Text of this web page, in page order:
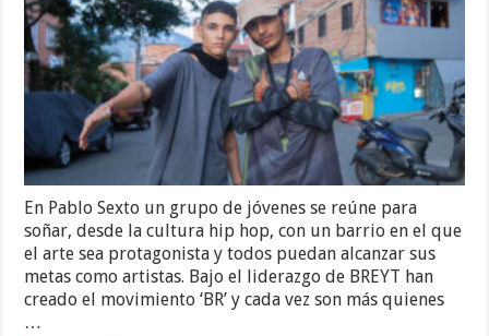
En Pablo Sexto un grupo de jóvenes se reúne para
soñar, desde la cultura hip hop, con un barrio en el que
el arte sea protagonista y todos puedan alcanzar sus
metas como artistas. Bajo el liderazgo de BREYT han
creado el movimiento ‘BR’ y cada vez son más quienes
…